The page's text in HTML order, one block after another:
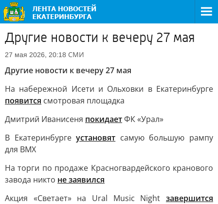
Другие новости к вечеру 27 мая
27 мая 2026, 20:18 СМИ
Другие новости к вечеру 27 мая
На набережной Исети и Ольховки в Екатеринбурге
появится смотровая площадка
Дмитрий Иванисеня покидаетФК «Урал»
В Екатеринбургеустановят самую большую рампу
для BMX
На торги по продаже Красногвардейского кранового
завода никто не заявился
Акция «Светает» на Ural Music Night завершится